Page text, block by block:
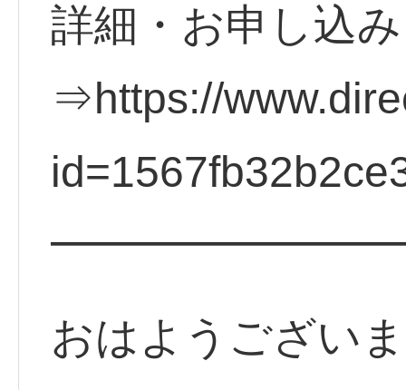
詳細・お申し込み
⇒https://
おはようござい